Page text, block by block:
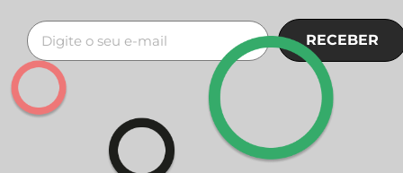
RECEBER